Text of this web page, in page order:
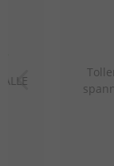
Toller Kurs,
spannend,